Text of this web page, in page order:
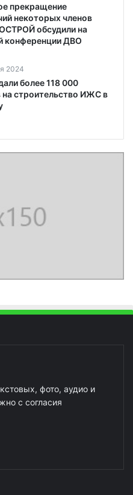
прекращение
некоторых членов
обсудили на
конференции ДВО
2024
более 118 000
на строительство ИЖС в
фото, аудио и
с согласия